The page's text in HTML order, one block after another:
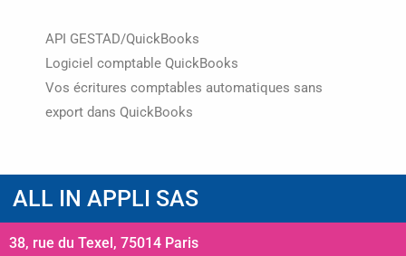
API GESTAD/QuickBooks
Logiciel comptable QuickBooks
Vos écritures comptables automatiques sans
export dans QuickBooks
ALL IN APPLI SAS
38, rue du Texel, 75014 Paris